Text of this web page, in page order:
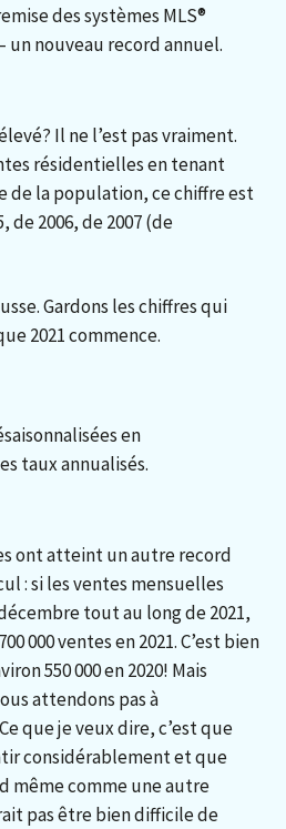
des systèmes MLS®
un nouveau record annuel.
Il ne l’est pas vraiment.
résidentielles en tenant
de la population, ce chiffre est
de 2006, de 2007 (de
Gardons les chiffres qui
2021 commence.
en
taux annualisés.
ont atteint un autre record
: si les ventes mensuelles
tout au long de 2021,
000 ventes en 2021. C’est bien
550 000 en 2020! Mais
attendons pas à
que je veux dire, c’est que
considérablement et que
même comme une autre
pas être bien difficile de